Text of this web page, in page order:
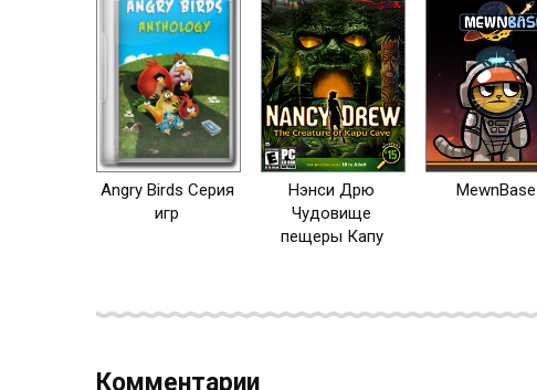
Angry Birds Серия
игр
Нэнси Дрю
Чудовище
пещеры Капу
MewnBase
Комментарии